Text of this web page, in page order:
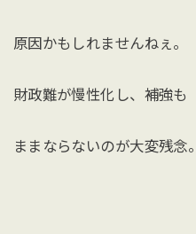
原因かもしれませんねぇ。
財政難が慢性化し、補強も
ままならないのが大変残念。